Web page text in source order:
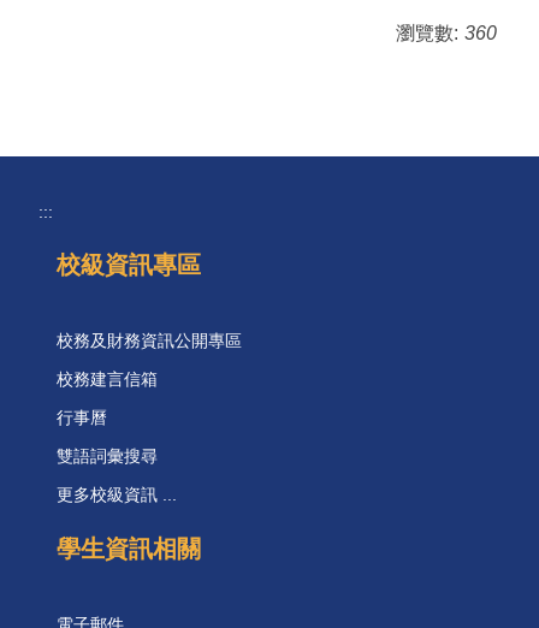
瀏覽數: 360
:::
校級資訊專區
校務及財務資訊公開專區
校務建言信箱
行事曆
雙語詞彙搜尋
更多校級資訊 ...
學生資訊相關